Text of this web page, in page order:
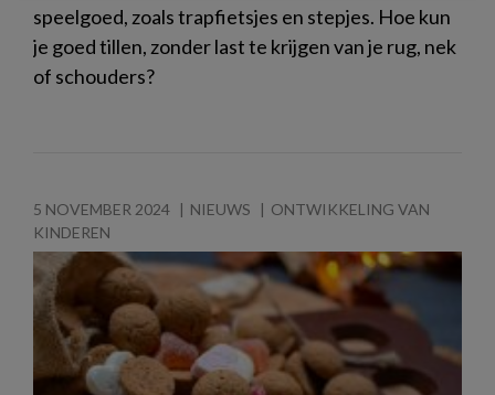
speelgoed, zoals trapfietsjes en stepjes. Hoe kun
je goed tillen, zonder last te krijgen van je rug, nek
of schouders?
5 NOVEMBER 2024 NIEUWS
ONTWIKKELING VAN
KINDEREN